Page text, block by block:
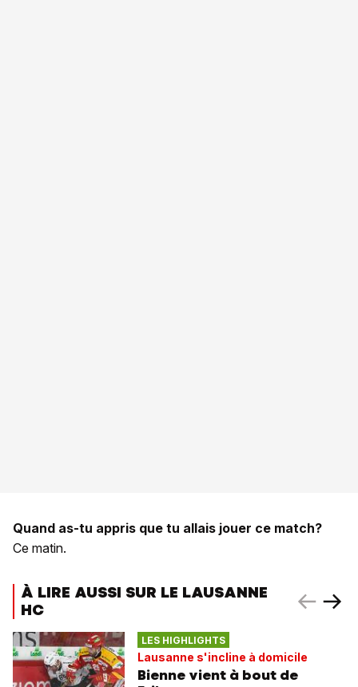
Quand as-tu appris que tu allais jouer ce match?
Ce matin.
À LIRE AUSSI SUR LE LAUSANNE
HC
LES HIGHLIGHTS
Lausanne s'incline à domicile
Bienne vient à bout de